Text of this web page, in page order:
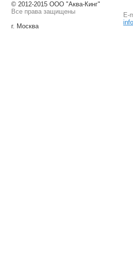
© 2012-2015 ООО "Аква-Кинг"
Все права защищены
г. Москва
E-